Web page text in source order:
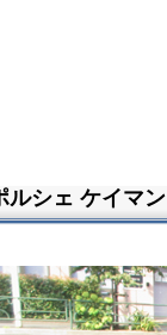
ルシェ ケイマ